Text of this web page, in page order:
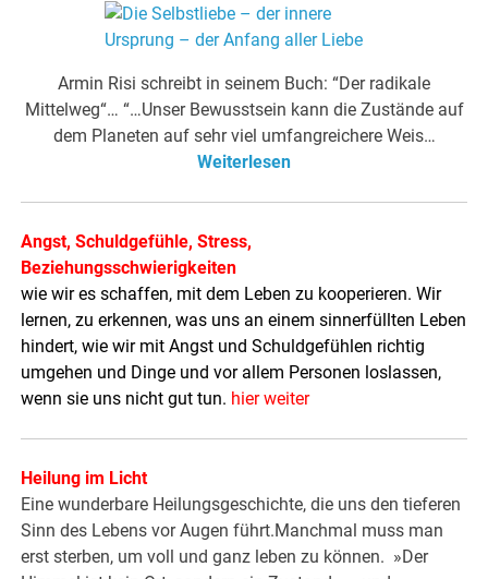
Armin Risi schreibt in seinem Buch: “Der radikale
Mittelweg“… “…Unser Bewusstsein kann die Zustände auf
dem Planeten auf sehr viel umfangreichere Weis…
Weiterlesen
Angst, Schuldgefühle, Stress,
Beziehungsschwierigkeiten
wie wir es schaffen, mit dem Leben zu kooperieren. Wir
lernen, zu erkennen, was uns an einem sinnerfüllten Leben
hindert, wie wir mit Angst und Schuldgefühlen richtig
umgehen und Dinge und vor allem Personen loslassen,
wenn sie uns nicht gut tun. hier weiter
Heilung im Licht
Eine wunderbare Heilungsgeschichte, die uns den tieferen
Sinn des Lebens vor Augen führt.Manchmal muss man
erst sterben, um voll und ganz leben zu können. »Der